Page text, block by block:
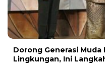
Dorong Generasi
Lingkungan, Ini